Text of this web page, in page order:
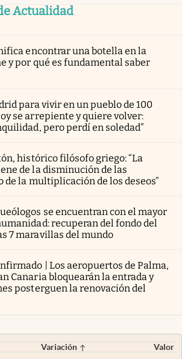
Actualidad
encontrar una botella en la
y por qué es fundamental saber
para vivir en un pueblo de 100
se arrepiente y quiere volver:
pero perdí en soledad”
histórico filósofo griego: “La
de la disminución de las
de la multiplicación de los deseos”
se encuentran con el mayor
recuperan del fondo del
7 maravillas del mundo
| Los aeropuertos de Palma,
Canaria bloquearán la entrada y
posterguen la renovación del
Variación
Valor